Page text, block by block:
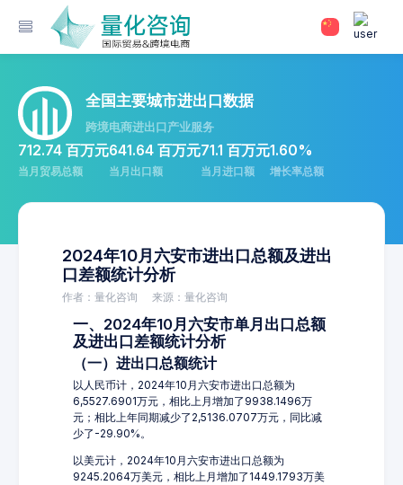
全国主要城市进出口数据
跨境电商进出口产业服务
712.74 百万元
当月贸易总额
641.64 百万元
当月出口额
71.1 百万元
当月进口额
1.60%
增长率总额
2024年10月六安市进出口总额及进出
口差额统计分析
作者：量化咨询 来源：量化咨询
一、2024年10月六安市单月出口总额
及进出口差额统计分析
（一）进出口总额统计
以人民币计，2024年10月六安市进出口总额为
6,5527.6901万元，相比上月增加了9938.1496万
元；相比上年同期减少了2,5136.0707万元，同比减
少了-29.90%。
以美元计，2024年10月六安市进出口总额为
9245.2064万美元，相比上月增加了1449.1793万美